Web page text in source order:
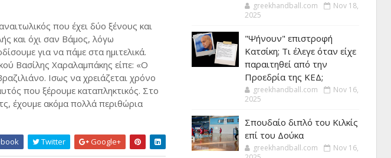
που έχει δύο ξένους και
και όχι σαν Βάμος, λόγω
για να πάμε στα ημιτελικά.
Βασίλης Χαραλαμπάκης είπε: «Ο
Ισως να χρειάζεται χρόνο
που ξέρουμε καταπληκτικός. Στο
έχουμε ακόμα πολλά περιθώρια
Twitter Google+
greekhandball.com
Nov 18,
2025
"Ψήνουν" επιστροφή
Κατσίκη; Τι έλεγε όταν είχε
παραιτηθεί από την
Προεδρία της ΚΕΔ;
greekhandball.com
Nov 16,
2025
Σπουδαίο διπλό του Κιλκίς
επί του Δούκα
greekhandball.com
Nov 16,